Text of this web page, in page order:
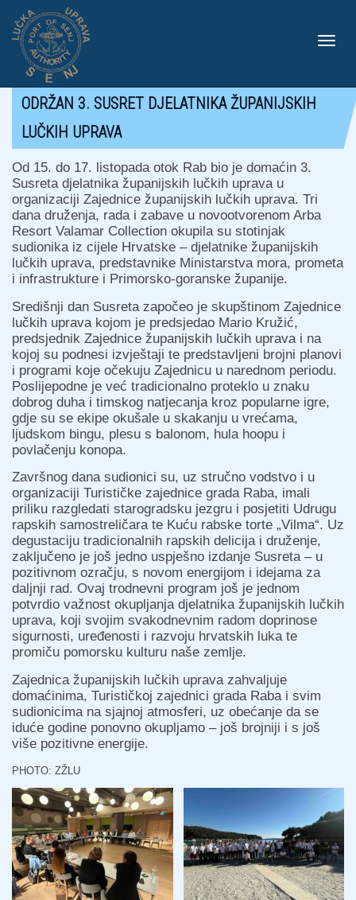
ODRŽAN 3. SUSRET DJELATNIKA ŽUPANIJSKIH
LUČKIH UPRAVA
Od 15. do 17. listopada otok Rab bio je domaćin 3.
Susreta djelatnika županijskih lučkih uprava u
organizaciji Zajednice županijskih lučkih uprava. Tri
dana druženja, rada i zabave u novootvorenom Arba
Resort Valamar Collection okupila su stotinjak
sudionika iz cijele Hrvatske – djelatnike županijskih
lučkih uprava, predstavnike Ministarstva mora, prometa
i infrastrukture i Primorsko-goranske županije.
Središnji dan Susreta započeo je skupštinom Zajednice
lučkih uprava kojom je predsjedao Mario Kružić,
predsjednik Zajednice županijskih lučkih uprava i na
kojoj su podnesi izvještaji te predstavljeni brojni planovi
i programi koje očekuju Zajednicu u narednom periodu.
Poslijepodne je već tradicionalno proteklo u znaku
dobrog duha i timskog natjecanja kroz popularne igre,
gdje su se ekipe okušale u skakanju u vrećama,
ljudskom bingu, plesu s balonom, hula hoopu i
povlačenju konopa.
Završnog dana sudionici su, uz stručno vodstvo i u
organizaciji Turističke zajednice grada Raba, imali
priliku razgledati starogradsku jezgru i posjetiti Udrugu
rapskih samostreličara te Kuću rabske torte „Vilma“. Uz
degustaciju tradicionalnih rapskih delicija i druženje,
zaključeno je još jedno uspješno izdanje Susreta – u
pozitivnom ozračju, s novom energijom i idejama za
daljnji rad. Ovaj trodnevni program još je jednom
potvrdio važnost okupljanja djelatnika županijskih lučkih
uprava, koji svojim svakodnevnim radom doprinose
sigurnosti, uređenosti i razvoju hrvatskih luka te
promiču pomorsku kulturu naše zemlje.
Zajednica županijskih lučkih uprava zahvaljuje
domaćinima, Turističkoj zajednici grada Raba i svim
sudionicima na sjajnoj atmosferi, uz obećanje da se
iduće godine ponovno okupljamo – još brojniji i s još
više pozitivne energije.
PHOTO: ZŽLU